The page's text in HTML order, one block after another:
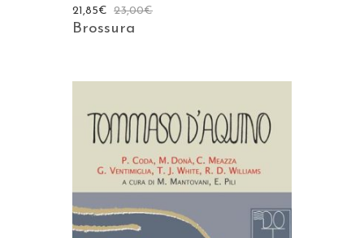
23,00€
21,85€
Brossura